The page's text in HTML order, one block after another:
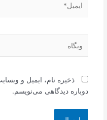
ذخیره نام، ایمیل و
دوباره دیدگاهی می‌نویسم.